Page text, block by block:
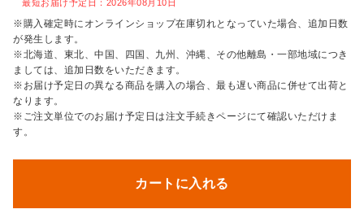
最短お届け予定日：2026年08月10日
※購入確定時にオンラインショップ在庫切れとなっていた場合、追加日数
が発生します。
※北海道、東北、中国、四国、九州、沖縄、その他離島・一部地域につき
ましては、追加日数をいただきます。
※お届け予定日の異なる商品を購入の場合、最も遅い商品に併せて出荷と
なります。
※ご注文単位でのお届け予定日は注文手続きページにて確認いただけま
す。
カートに入れる